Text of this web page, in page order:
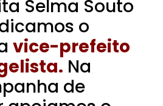
Selma Souto
o
vice-prefeito
Na
de